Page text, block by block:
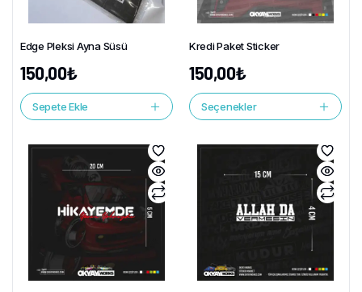
Edge Pleksi Ayna Süsü
150,00₺
Sepete Ekle
Kredi Paket Sticker
150,00₺
Seçenekler